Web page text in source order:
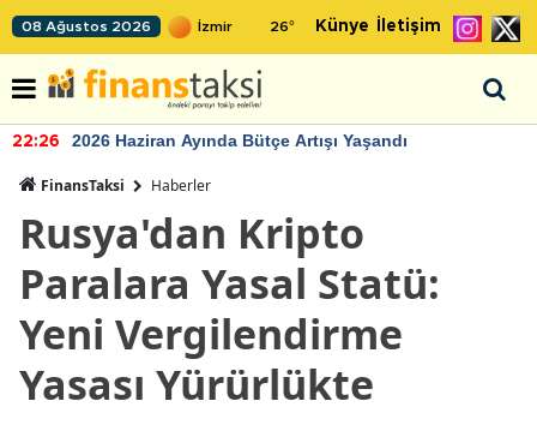
08 Ağustos 2026 26° Künye İletişim
22:26 2026 Haziran Ayında Bütçe Artışı Yaşandı
FinansTaksi Haberler
Rusya'dan Kripto
Paralara Yasal Statü:
Yeni Vergilendirme
Yasası Yürürlükte